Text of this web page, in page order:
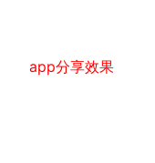
app分享效果